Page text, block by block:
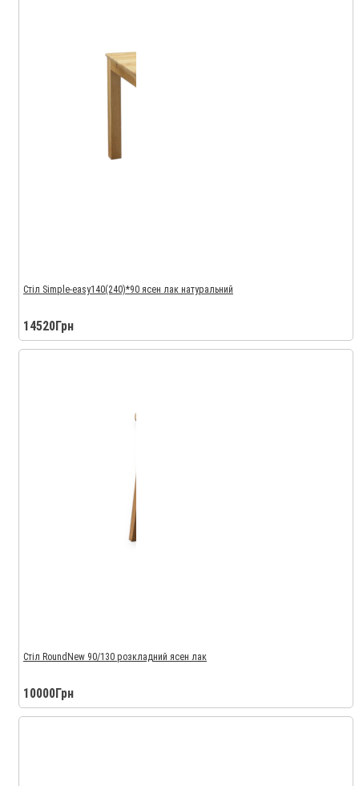
Стіл Simple-easy140(240)*90 ясен лак натуральний
14520Грн
Стіл RoundNew 90/130 розкладний ясен лак
10000Грн